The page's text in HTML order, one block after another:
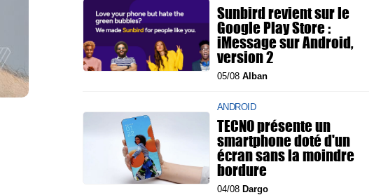
Sunbird revient sur le
Google Play Store :
iMessage sur Android,
version 2
05/08 Alban
ANDROID
TECNO présente un
smartphone doté d'un
écran sans la moindre
bordure
04/08 Dargo